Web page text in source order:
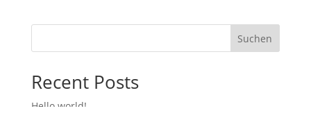
Suchen
Recent Posts
Hello world!